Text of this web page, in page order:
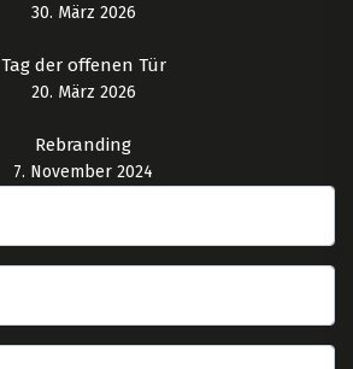
30. März 2026
Tag der offenen Tür
20. März 2026
Rebranding
7. November 2024